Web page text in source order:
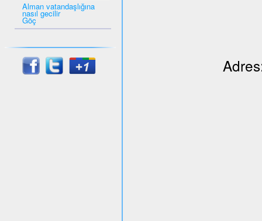
Alman vatandaşlığına
nasıl gecilir
Göç